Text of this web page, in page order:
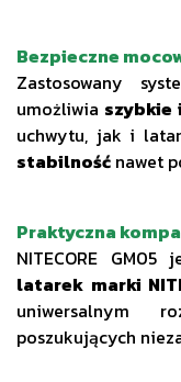
Bezpieczne
Zastosowany
umożliwia szybkie
uchwytu, jak i
stabilność nawet
Praktyczna
NITECORE GM05
latarek marki
uniwersalnym
poszukujących